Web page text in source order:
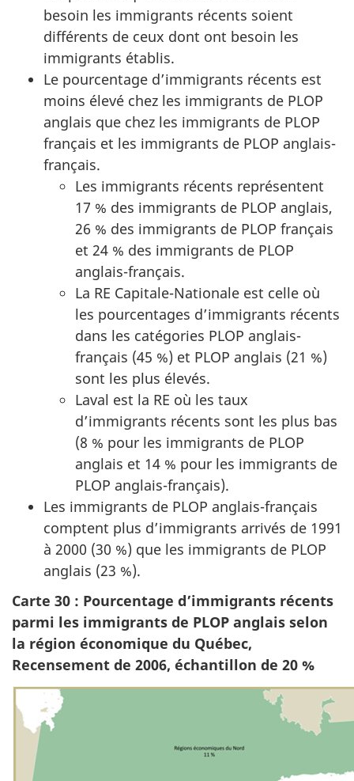
besoin les immigrants récents soient
différents de ceux dont ont besoin les
immigrants établis.
Le pourcentage d’immigrants récents est
moins élevé chez les immigrants de PLOP
anglais que chez les immigrants de PLOP
français et les immigrants de PLOP anglais-
français.
Les immigrants récents représentent
17 % des immigrants de PLOP anglais,
26 % des immigrants de PLOP français
et 24 % des immigrants de PLOP
anglais-français.
La RE Capitale-Nationale est celle où
les pourcentages d’immigrants récents
dans les catégories PLOP anglais-
français (45 %) et PLOP anglais (21 %)
sont les plus élevés.
Laval est la RE où les taux
d’immigrants récents sont les plus bas
(8 % pour les immigrants de PLOP
anglais et 14 % pour les immigrants de
PLOP anglais-français).
Les immigrants de PLOP anglais-français
comptent plus d’immigrants arrivés de 1991
à 2000 (30 %) que les immigrants de PLOP
anglais (23 %).
Carte 30 : Pourcentage d’immigrants récents
parmi les immigrants de PLOP anglais selon
la région économique du Québec,
Recensement de 2006, échantillon de 20 %